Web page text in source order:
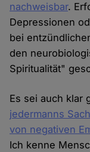
nachweisbar.
Depressionen
bei
den
Spiritualität"
Es sei auch klar
jedermanns
von negativen
Ich kenne